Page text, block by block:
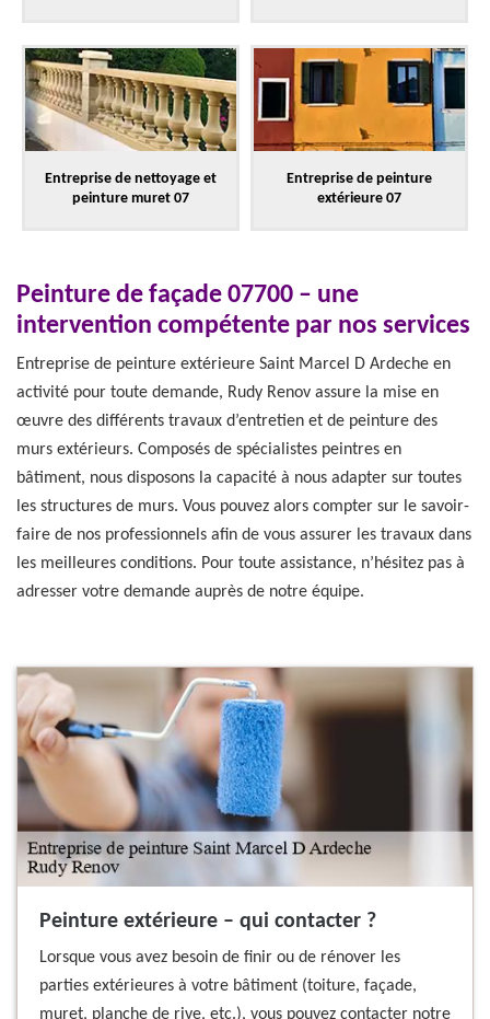
Entreprise de nettoyage et
peinture muret 07
Entreprise de peinture
extérieure 07
Peinture de façade 07700 – une
intervention compétente par nos services
Entreprise de peinture extérieure Saint Marcel D Ardeche en
activité pour toute demande, Rudy Renov assure la mise en
œuvre des différents travaux d’entretien et de peinture des
murs extérieurs. Composés de spécialistes peintres en
bâtiment, nous disposons la capacité à nous adapter sur toutes
les structures de murs. Vous pouvez alors compter sur le savoir-
faire de nos professionnels afin de vous assurer les travaux dans
les meilleures conditions. Pour toute assistance, n’hésitez pas à
adresser votre demande auprès de notre équipe.
Peinture extérieure – qui contacter ?
Lorsque vous avez besoin de finir ou de rénover les
parties extérieures à votre bâtiment (toiture, façade,
muret, planche de rive, etc.), vous pouvez contacter notre